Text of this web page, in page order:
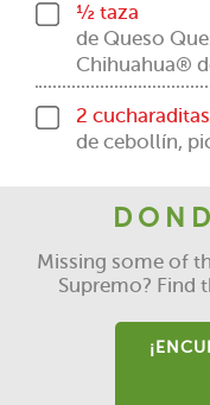
½ taza
de Queso
Chihuahua®
2 cucharaditas
de cebollín,
Missing some of
Supremo? Find